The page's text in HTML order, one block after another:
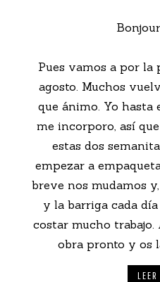
Pues vamos a por la
agosto. Muchos
que ánimo. Yo hasta
me incorporo, así
estas dos
empezar a
breve nos mudamos
y la barriga cada
costar mucho
obra pronto y os